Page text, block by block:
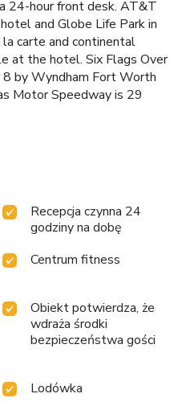
24-hour front desk. AT&T
and Globe Life Park in
carte and continental
at the hotel. Six Flags Over
by Wyndham Fort Worth
Motor Speedway is 29
Recepcja czynna 24
godziny na dobę
Centrum fitness
Obiekt potwierdza, że
wdraża środki
bezpieczeństwa gości
Lodówka